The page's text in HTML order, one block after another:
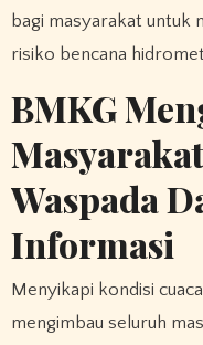
bagi masyarakat untuk
risiko bencana
BMKG
Waspada
Informasi
Menyikapi kondisi
mengimbau seluruh